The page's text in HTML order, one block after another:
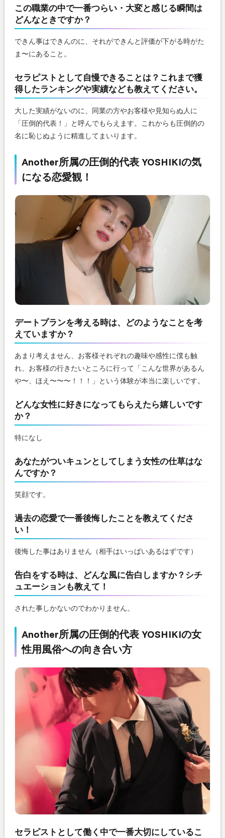
この職業の中で一番つらい・大変と感じる瞬間は
どんなときですか？
できん事はできんのに、それができんと評価が下がる時がた
ま〜にあること。
セラピストとして自慢できることは？これまで獲
得したランキングや実績なども教えてください。
大した実績がないのに、同業の方やお客様や見知らぬ人に
「圧倒的代表！」と呼んでもらえます。これからも圧倒的の
名に恥じぬように精進してまいります。
Another所属の圧倒的代表 YOSHIKIの気
になる恋愛観！
デートプランを考える時は、どのようなことを考
えていますか？
あまり考えません、お客様それぞれの趣味や感性に僕も触
れ、お客様の行きたいところに行って「こんな世界があるん
や〜、ほえ〜〜〜！！！」という体験が本当に楽しいです。
どんな女性に好きになってもらえたら嬉しいです
か？
特になし
あなたがついキュンとしてしまう女性の仕草はな
んですか？
笑顔です。
過去の恋愛で一番後悔したことを教えてくださ
い！
後悔した事はありません（相手はいっぱいあるはずです）
告白をする時は、どんな風に告白しますか？シチ
ュエーションも教えて！
された事しかないのでわかりません。
Another所属の圧倒的代表 YOSHIKIの女
性用風俗への向き合い方
セラピストとして働く中で一番大切にしているこ